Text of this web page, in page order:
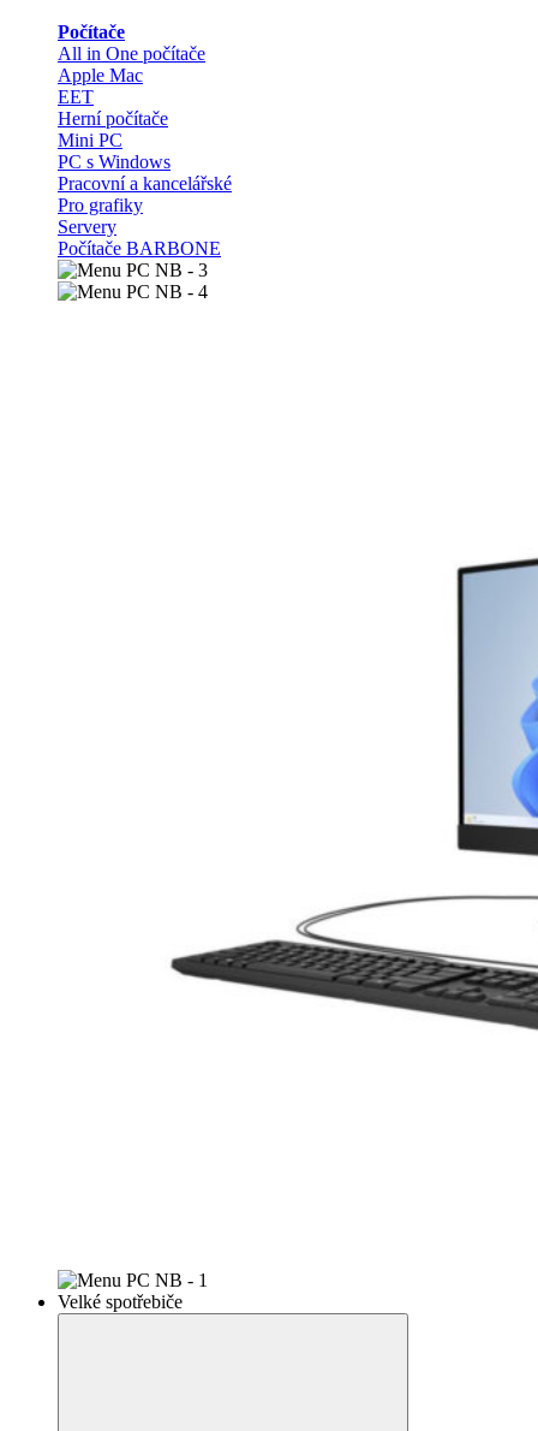
Počítače
All in One počítače
Apple Mac
EET
Herní počítače
Mini PC
PC s Windows
Pracovní a kancelářské
Pro grafiky
Servery
Počítače BARBONE
Velké spotřebiče